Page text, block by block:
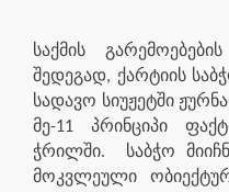
საქმის
შედეგად, ქარტიის
სადავო სიუჟეტში
მე-11 პრინციპი
ჭრილში.
საბჭო
მოკვლეული